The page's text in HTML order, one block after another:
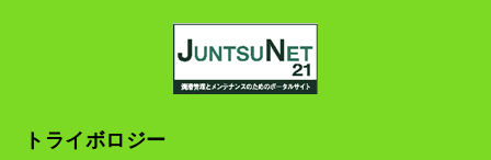
トライボロジー